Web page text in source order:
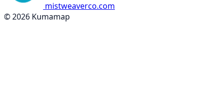
mistweaverco.com
© 2026 Kumamap